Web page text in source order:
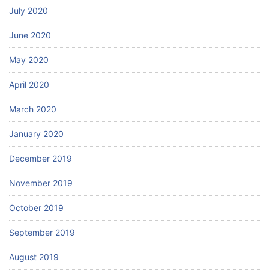
July 2020
June 2020
May 2020
April 2020
March 2020
January 2020
December 2019
November 2019
October 2019
September 2019
August 2019